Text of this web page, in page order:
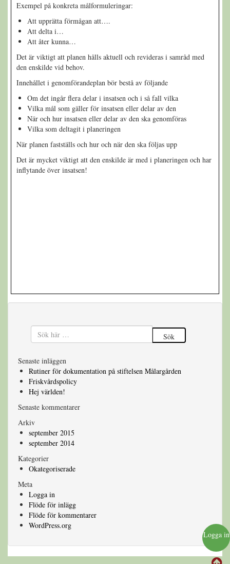
Exempel på konkreta målformuleringar:
Att upprätta förmågan att….
Att delta i…
Att åter kunna…
Det är viktigt att planen hålls aktuell och revideras i samråd med
den enskilde vid behov.
Innehållet i genomförandeplan bör bestå av följande
Om det ingår flera delar i insatsen och i så fall vilka
Vilka mål som gäller för insatsen eller delar av den
När och hur insatsen eller delar av den ska genomföras
Vilka som deltagit i planeringen
När planen fastställs och hur och när den ska följas upp
Det är mycket viktigt att den enskilde är med i planeringen och har
inflytande över insatsen!
Sök
Senaste inläggen
Rutiner för dokumentation på stiftelsen Målargården
Friskvårdspolicy
Hej världen!
Senaste kommentarer
Arkiv
september 2015
september 2014
Kategorier
Okategoriserade
Meta
Logga in
Flöde för inlägg
Flöde för kommentarer
WordPress.org
Logga in